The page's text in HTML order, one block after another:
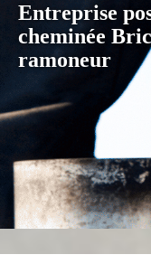
Entreprise
cheminée
ramoneur